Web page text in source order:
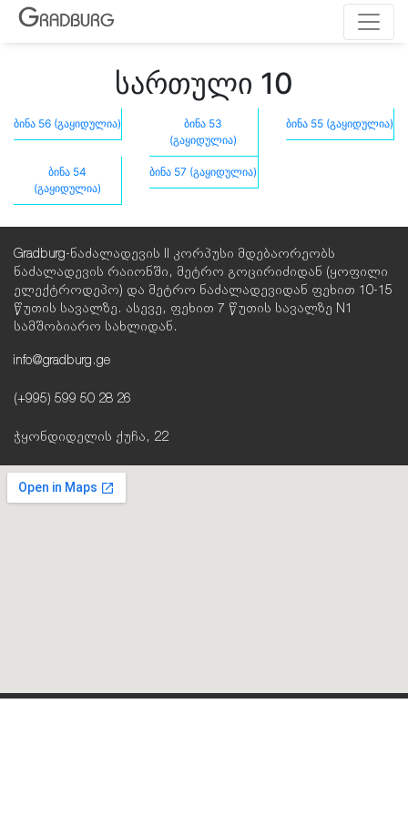
GRADBURG
სართული 10
ბინა 56 (გაყიდულია)
ბინა 53
(გაყიდულია)
ბინა 55 (გაყიდულია)
ბინა 54
(გაყიდულია)
ბინა 57 (გაყიდულია)
Gradburg-ნაძალადევის II კორპუსი მდებაორეობს
ნაძალადევის რაიონში, მეტრო გოცირიძიდან (ყოფილი
ელექტროდეპო) და მეტრო ნაძალადევიდან ფეხით 10-15
წუთის სავალზე. ასევე, ფეხით 7 წუთის სავალზე N1
სამშობიარო სახლიდან.
info@gradburg.ge
(+995) 599 50 28 26
ჭყონდიდელის ქუჩა, 22